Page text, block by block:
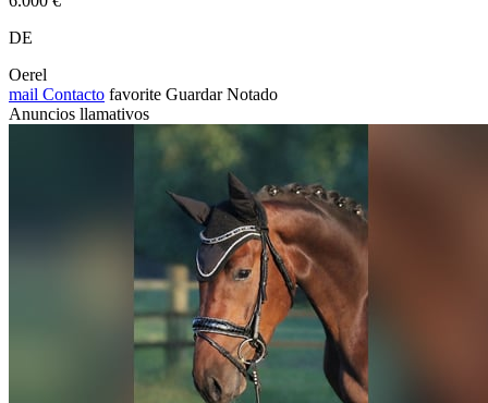
DE
Oerel
mail Contacto favorite Guardar Notado
Anuncios llamativos